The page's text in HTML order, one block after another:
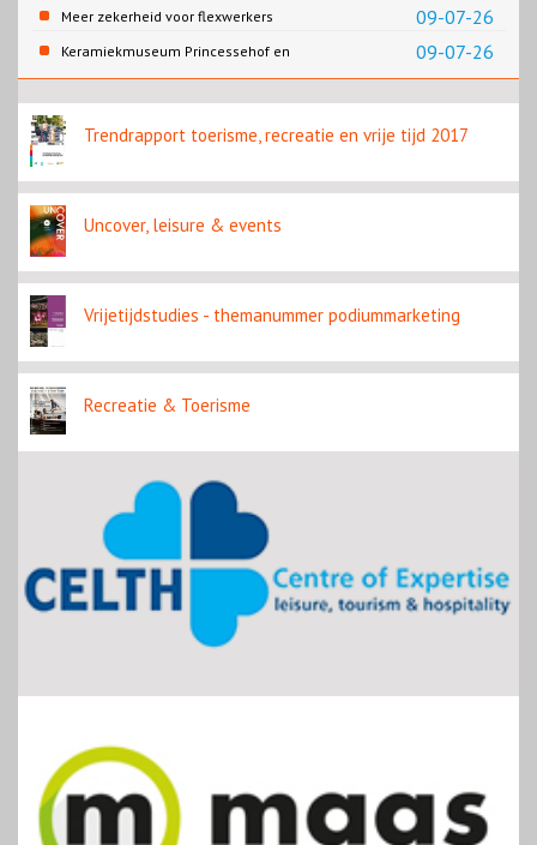
Rijksmuseum
09-07-26
Meer zekerheid voor flexwerkers
09-07-26
Keramiekmuseum Princessehof en
Slavernijmuseum werken samen in
koffietentoonstelling
Trendrapport toerisme, recreatie en vrije tijd 2017
Uncover, leisure & events
Vrijetijdstudies - themanummer podiummarketing
Recreatie & Toerisme